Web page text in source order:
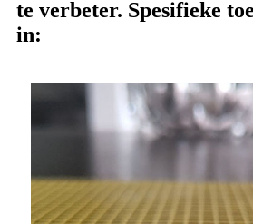
te verbeter. Spesifieke
in: